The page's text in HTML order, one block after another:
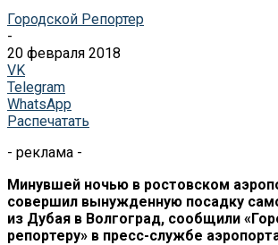
Городской Репортер
-
20 февраля 2018
VK
Telegram
WhatsApp
Распечатать
- реклама -
Минувшей ночью в ростовском
совершил вынужденную посадку
из Дубая в Волгоград, сообщили «
репортеру» в пресс-службе